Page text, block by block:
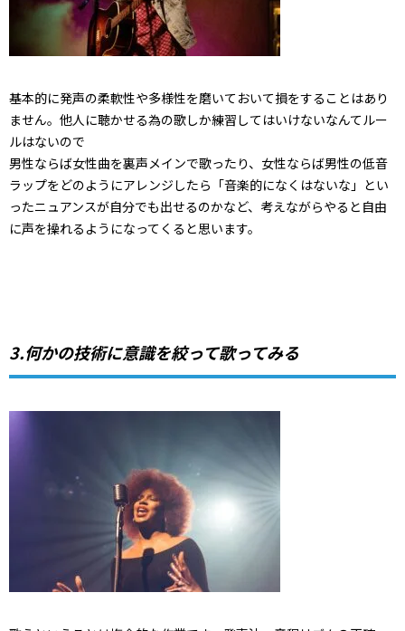
基本的に発声の柔軟性や多様性を磨いておいて損をすることはあり
ません。他人に聴かせる為の歌しか練習してはいけないなんてルー
ルはないので
男性ならば女性曲を裏声メインで歌ったり、女性ならば男性の低音
ラップをどのようにアレンジしたら「音楽的になくはないな」とい
ったニュアンスが自分でも出せるのかなど、考えながらやると自由
に声を操れるようになってくると思います。
3.何かの技術に意識を絞って歌ってみる